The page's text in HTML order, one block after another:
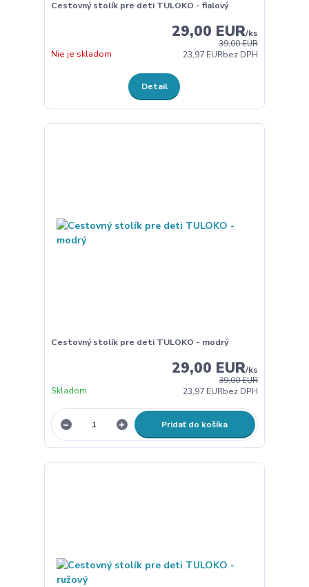
Cestovný stolík pre deti TULOKO - fialový
39,00 EUR
29,00 EUR/ks
23,97 EURbez DPH
Nie je skladom
Detail
Cestovný stolík pre deti TULOKO - modrý
39,00 EUR
29,00 EUR/ks
23,97 EURbez DPH
Skladom
Pridať do košíka